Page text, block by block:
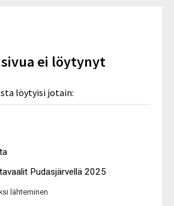
sivua ei löytynyt
löytyisi jotain:
Pudasjärvellä 2025
lähteminen